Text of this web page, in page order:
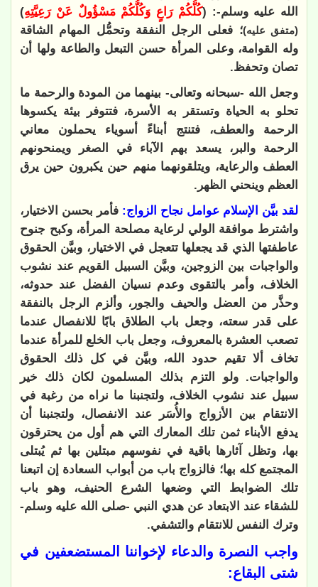
الله عليه وسلم-: (كُلُّكُمْ رَاعٍ وَكُلُّكُمْ مَسْؤُولٌ عَنْ رَعِيَّتِهِ)
(متفق عليه)؛ فعلى الرجل النفقة وتحمُّل المهام الشاقة
وله القوامة، وعلى المرأة حسن التبعل والطاعة ولها أن
تصان وتحفظ.
وجعل الله -سبحانه وتعالى- بينهما من المودة والرحمة ما
تحلو به الحياة وتستقر به الأسرة، فتتوفر بيئة يكسوها
الرحمة والعطف، فتنتج أبناءً أسوياء يحملون معاني
الرحمة والبر، يسعد بهم الآباء في الصغر ويمنحونهم
العطف والرعاية، ويتلقونهما منهم حين يكبرون حين يرق
العظم وينحني الظهر.
لقد بيَّن الإسلام عوامل نجاح الزواج: فأمر بحسن الاختيار،
واشترط موافقة الولي لرعاية مصلحة المرأة، وكبح جنوح
عاطفتها الذي قد يجعلها تتعجل في الاختيار، وبيَّن الحقوق
والواجبات بين الزوجين، وبيَّن السبيل القويم عند نشوب
الخلاف، وأمر بالتقوى وعدم نسيان الفضل عند حدوثه،
وحذَّر من العضل والحيف والجور، وألزم الرجل بالنفقة
على قدر سعته، وجعل باب الطلاق بابًا للانفصال عندما
تصعب العشرة بالمعروف، وجعل باب الخلع للمرأة عندما
تخاف ألا تقيم حدود الله، وبيَّن في كل ذلك الحقوق
والواجبات. ولو التزم بذلك المسلمون لكان ذلك خير
سبيل عند نشوب الخلاف، ولتجنبنا ما نراه من رغبة في
الانتقام بين الأزواج والأُسَر عند الانفصال، ولتجنبنا أن
يدفع الأبناء ثمن تلك المعارك التي هم أول من يحترقون
بها، وتظل آثارها باقية في نفوسهم مبتلين بها ثم يُبتلى
المجتمع كله بها؛ فالزواج باب من أبواب السعادة إن اتبعنا
تلك الضوابط التي وضعها الشرع الحنيف، وهو باب
للشقاء عند الابتعاد عن هدي النبي -صلى الله عليه وسلم-
وترك النفس للانتقام والتشفي.
واجب النصرة والدعاء لإخواننا المستضعفين في
شتى البقاع: